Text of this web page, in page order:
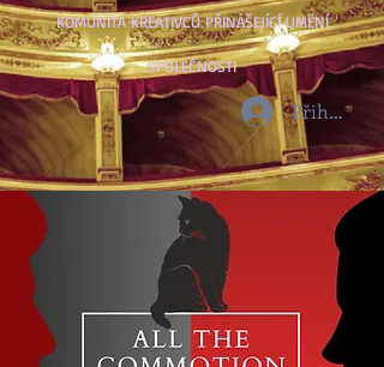
KOMUNITA KREATIVCŮ PŘINÁŠEJÍCÍ UMĚNÍ
SPOLEČNOSTI
Přihlásit se